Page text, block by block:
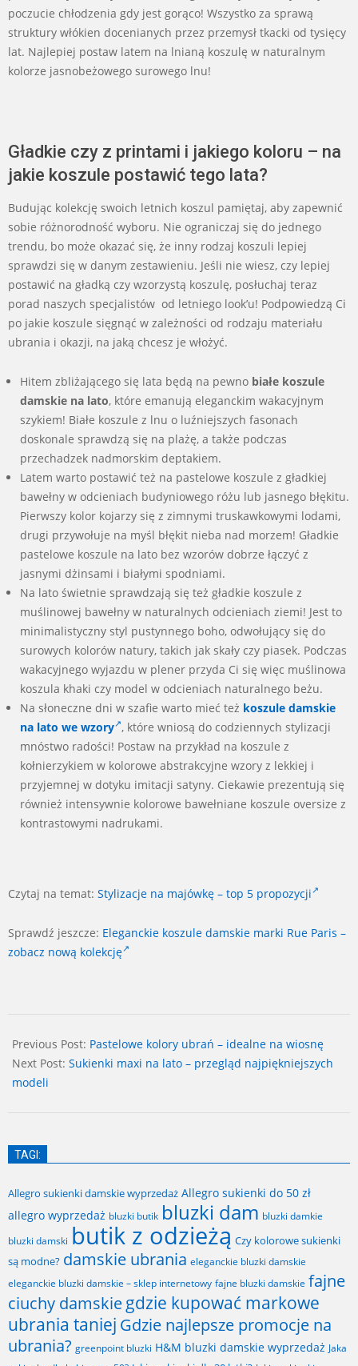
poczucie chłodzenia gdy jest gorąco! Wszystko za sprawą
struktury włókien docenianych przez przemysł tkacki od tysięcy
lat. Najlepiej postaw latem na lnianą koszulę w naturalnym
kolorze jasnobeżowego surowego lnu!
Gładkie czy z printami i jakiego koloru – na
jakie koszule postawić tego lata?
Budując kolekcję swoich letnich koszul pamiętaj, aby zapewnić
sobie różnorodność wyboru. Nie ograniczaj się do jednego
trendu, bo może okazać się, że inny rodzaj koszuli lepiej
sprawdzi się w danym zestawieniu. Jeśli nie wiesz, czy lepiej
postawić na gładką czy wzorzystą koszulę, posłuchaj teraz
porad naszych specjalistów od letniego look’u! Podpowiedzą Ci
po jakie koszule sięgnąć w zależności od rodzaju materiału
ubrania i okazji, na jaką chcesz je włożyć.
Hitem zbliżającego się lata będą na pewno białe koszule
damskie na lato, które emanują eleganckim wakacyjnym
szykiem! Białe koszule z lnu o luźniejszych fasonach
doskonale sprawdzą się na plażę, a także podczas
przechadzek nadmorskim deptakiem.
Latem warto postawić też na pastelowe koszule z gładkiej
bawełny w odcieniach budyniowego różu lub jasnego błękitu.
Pierwszy kolor kojarzy się z zimnymi truskawkowymi lodami,
drugi przywołuje na myśl błękit nieba nad morzem! Gładkie
pastelowe koszule na lato bez wzorów dobrze łączyć z
jasnymi dżinsami i białymi spodniami.
Na lato świetnie sprawdzają się też gładkie koszule z
muślinowej bawełny w naturalnych odcieniach ziemi! Jest to
minimalistyczny styl pustynnego boho, odwołujący się do
surowych kolorów natury, takich jak skały czy piasek. Podczas
wakacyjnego wyjazdu w plener przyda Ci się więc muślinowa
koszula khaki czy model w odcieniach naturalnego beżu.
Na słoneczne dni w szafie warto mieć też koszule damskie
na lato we wzory , które wniosą do codziennych stylizacji
mnóstwo radości! Postaw na przykład na koszule z
kołnierzykiem w kolorowe abstrakcyjne wzory z lekkiej i
przyjemnej w dotyku imitacji satyny. Ciekawie prezentują się
również intensywnie kolorowe bawełniane koszule oversize z
kontrastowymi nadrukami.
Czytaj na temat: Stylizacje na majówkę – top 5 propozycji
Sprawdź jeszcze: Eleganckie koszule damskie marki Rue Paris –
zobacz nową kolekcję
06-
25
Previous Post: Pastelowe kolory ubrań – idealne na wiosnę
Next Post: Sukienki maxi na lato – przegląd najpiękniejszych
modeli
TAGI:
Allegro sukienki damskie wyprzedaż Allegro sukienki do 50 zł
allegro wyprzedaż bluzki butik bluzki dam bluzki damkie
bluzki damski butik z odzieżą Czy kolorowe sukienki
są modne? damskie ubrania eleganckie bluzki damskie
eleganckie bluzki damskie – sklep internetowy fajne bluzki damskie fajne
ciuchy damskiegdzie kupować markowe
ubrania taniej Gdzie najlepsze promocje na
ubrania? greenpoint bluzki H&M bluzki damskie wyprzedaż Jaka